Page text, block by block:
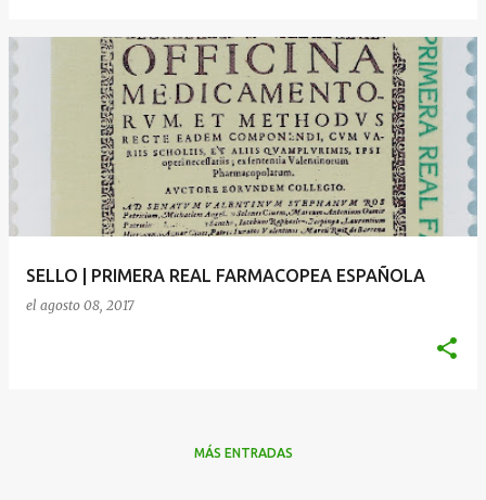
SELLO | PRIMERA REAL FARMACOPEA ESPAÑOLA
el agosto 08, 2017
MÁS ENTRADAS